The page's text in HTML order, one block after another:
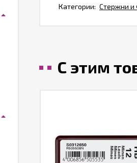
Категории: Стержни и
С этим